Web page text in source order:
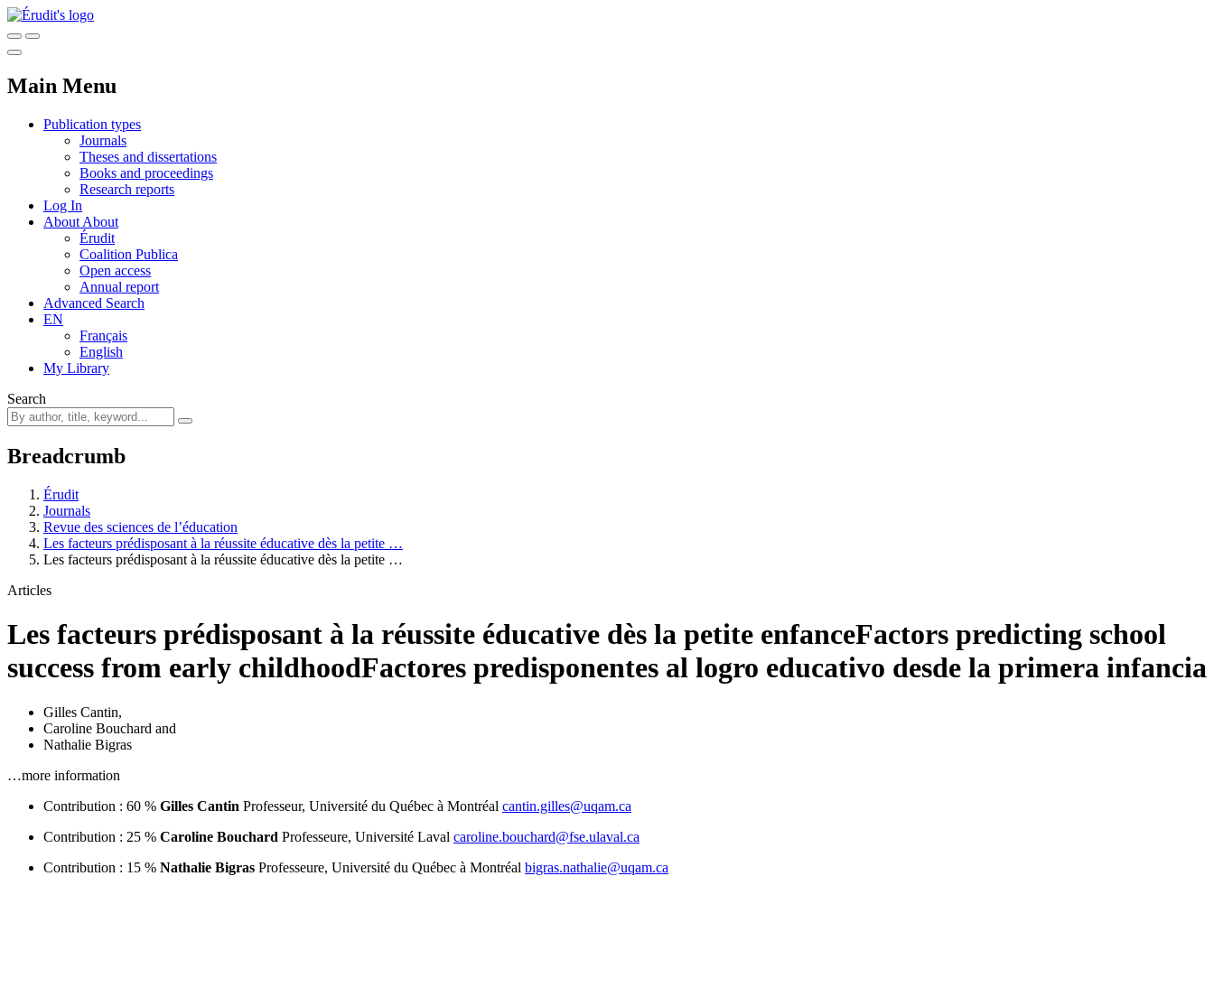
Main Menu
Publication types
Journals
Theses and dissertations
Books and proceedings
Research reports
Log In
About About
Érudit
Coalition Publica
Open access
Annual report
Advanced Search
EN
Français
English
My Library
Search
Breadcrumb
Érudit
Journals
Revue des sciences de l’éducation
Les facteurs prédisposant à la réussite éducative dès la petite …
Les facteurs prédisposant à la réussite éducative dès la petite …
Articles
Les facteurs prédisposant à la réussite éducative dès la petite enfanceFactors predicting school
success from early childhoodFactores predisponentes al logro educativo desde la primera infancia
Gilles Cantin,
Caroline Bouchard and
Nathalie Bigras
…more information
Contribution : 60 % Gilles Cantin Professeur, Université du Québec à Montréal cantin.gilles@uqam.ca
Contribution : 25 % Caroline Bouchard Professeure, Université Laval caroline.bouchard@fse.ulaval.ca
Contribution : 15 % Nathalie Bigras Professeure, Université du Québec à Montréal bigras.nathalie@uqam.ca